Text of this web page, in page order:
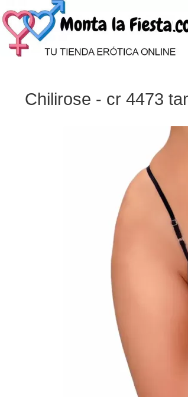
Chilirose - cr 4473